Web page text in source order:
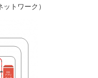
トワーク）